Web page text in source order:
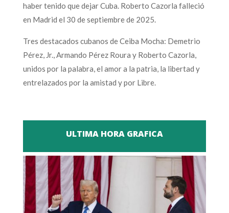
haber tenido que dejar Cuba. Roberto Cazorla falleció
en Madrid el 30 de septiembre de 2025.
Tres destacados cubanos de Ceiba Mocha: Demetrio
Pérez, Jr., Armando Pérez Roura y Roberto Cazorla,
unidos por la palabra, el amor a la patria, la libertad y
entrelazados por la amistad y por Libre.
ULTIMA HORA GRAFICA